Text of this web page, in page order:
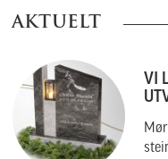
AKTUELT
VI